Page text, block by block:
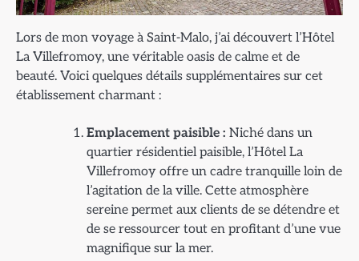
Lors de mon voyage à Saint-Malo, j’ai découvert l’Hôtel
La Villefromoy, une véritable oasis de calme et de
beauté. Voici quelques détails supplémentaires sur cet
établissement charmant :
Emplacement paisible : Niché dans un
quartier résidentiel paisible, l’Hôtel La
Villefromoy offre un cadre tranquille loin de
l’agitation de la ville. Cette atmosphère
sereine permet aux clients de se détendre et
de se ressourcer tout en profitant d’une vue
magnifique sur la mer.